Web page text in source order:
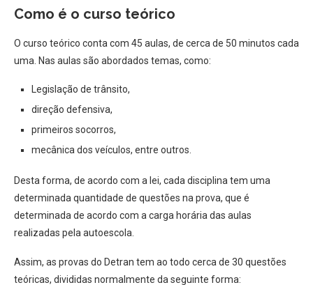
Como é o curso teórico
O curso teórico conta com 45 aulas, de cerca de 50 minutos cada
uma. Nas aulas são abordados temas, como:
Legislação de trânsito,
direção defensiva,
primeiros socorros,
mecânica dos veículos, entre outros.
Desta forma, de acordo com a lei, cada disciplina tem uma
determinada quantidade de questões na prova, que é
determinada de acordo com a carga horária das aulas
realizadas pela autoescola.
Assim, as provas do Detran tem ao todo cerca de 30 questões
teóricas, divididas normalmente da seguinte forma: